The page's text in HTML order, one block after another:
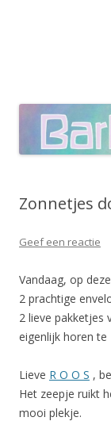
Zonnetjes
Geef een reactie
Vandaag, op
2 prachtige
2 lieve pakketjes
eigenlijk horen te
Lieve R O O S ,
Het zeepje ruikt
mooi plekje.